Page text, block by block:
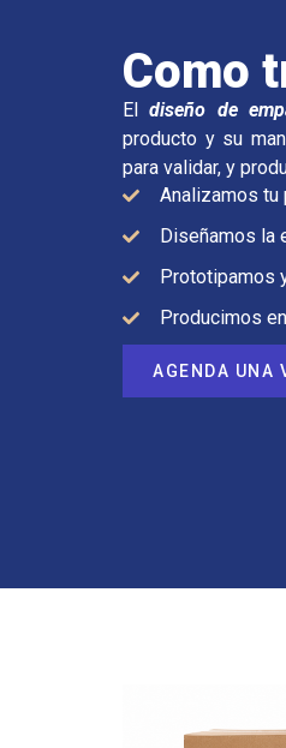
Como
Eldiseño de
producto y su
para validar, y
Analizamos tu
Diseñamos la
Prototipamos
Producimos
AGENDA UNA